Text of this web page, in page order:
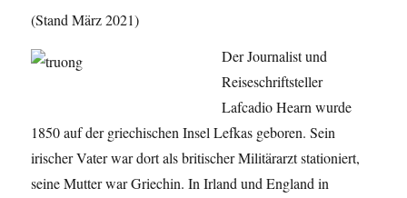
(Stand März 2021)
Der Journalist und
Reiseschriftsteller
Lafcadio Hearn wurde
1850 auf der griechischen Insel Lefkas geboren. Sein
irischer Vater war dort als britischer Militärarzt stationiert,
seine Mutter war Griechin. In Irland und England in